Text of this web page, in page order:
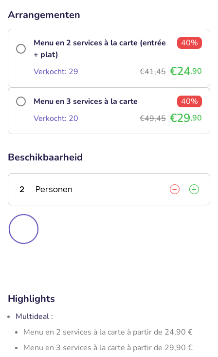
Arrangementen
Menu en 2 services à la carte (entrée
+ plat)
40%
Verkocht: 29 €41,45 €24,90
Menu en 3 services à la carte
40%
Verkocht: 20
€49,45 €29,90
Beschikbaarheid
2 Personen
Highlights
Multideal :
Menu en 2 services à la carte à partir de 24,90 €
Menu en 3 services à la carte à partir de 29,90 €